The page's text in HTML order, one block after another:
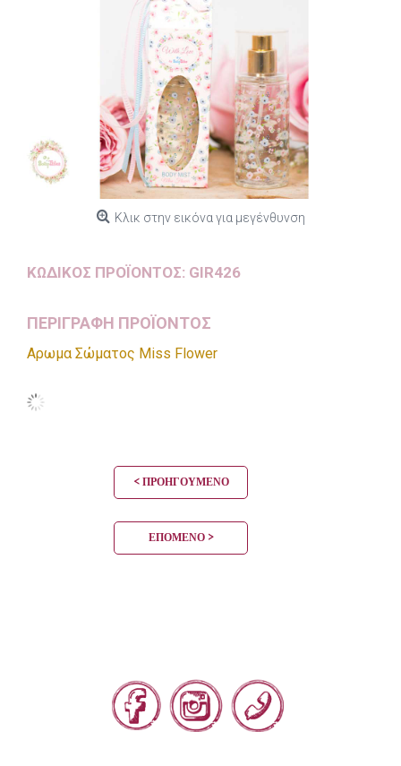
Κλικ στην εικόνα για μεγένθυνση
ΚΩΔΙΚΌΣ ΠΡΟΪΌΝΤΟΣ: GIR426
ΠΕΡΙΓΡΑΦΗ ΠΡΟΪΟΝΤΟΣ
Αρωμα Σώματος Miss Flower
< ΠΡΟΗΓΟΎΜΕΝΟ
ΕΠΌΜΕΝΟ >